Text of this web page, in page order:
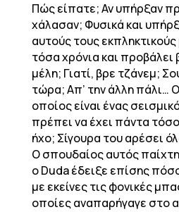
Πώς είπατε; Αν υπήρξαν
χάλασαν; Φυσικά και
αυτούς τους
τόσα χρόνια και προβάλει
μέλη; Γιατί, βρε τζάνεμ;
τώρα; Απ’ την άλλη πάλι…
οποίος είναι ένας
πρέπει να έχει πάντα
ήχο; Σίγουρα του αρέσει
Ο σπουδαίος αυτός
ο Duda έδειξε επίσης
με εκείνες τις φονικές
οποίες αναπαρήγαγε στο